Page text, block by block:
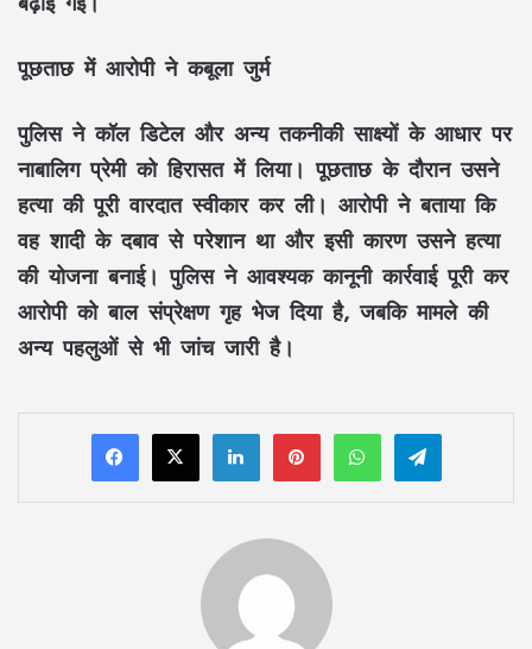
पूछताछ में आरोपी ने कबूला जुर्म
पुलिस ने कॉल डिटेल और अन्य तकनीकी साक्ष्यों के आधार पर
नाबालिग प्रेमी को हिरासत में लिया। पूछताछ के दौरान उसने
हत्या की पूरी वारदात स्वीकार कर ली। आरोपी ने बताया कि
वह शादी के दबाव से परेशान था और इसी कारण उसने हत्या
की योजना बनाई। पुलिस ने आवश्यक कानूनी कार्रवाई पूरी कर
आरोपी को बाल संप्रेक्षण गृह भेज दिया है, जबकि मामले की
अन्य पहलुओं से भी जांच जारी है।
LinkedInPinterestWhatsAppTelegram